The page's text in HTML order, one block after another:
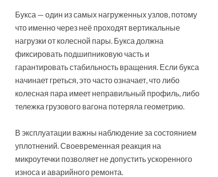
Букса — один из самых нагруженных узлов, потому
что именно через неё проходят вертикальные
нагрузки от колесной пары. Букса должна
фиксировать подшипниковую часть и
гарантировать стабильность вращения. Если букса
начинает греться, это часто означает, что либо
колесная пара имеет неправильный профиль, либо
тележка грузового вагона потеряла геометрию.
В эксплуатации важны наблюдение за состоянием
уплотнений. Своевременная реакция на
микроутечки позволяет не допустить ускоренного
износа и аварийного ремонта.